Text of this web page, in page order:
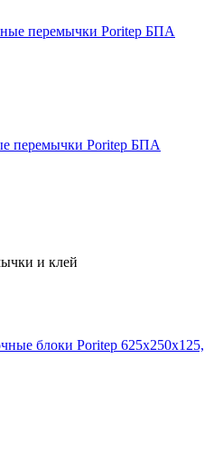
перемычки Poritep БПА
и клей